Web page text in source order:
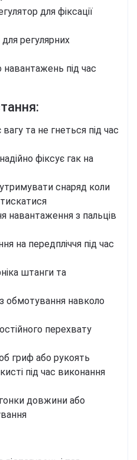
для фіксації
для регулярних
навантажень під час
та не гнеться під час
фіксує гак на
снаряд коли
навантаження з пальців
на передпліччя під час
штанги та
обмотування навколо
перехвату
гриф або рукоять
під час виконання
довжини або